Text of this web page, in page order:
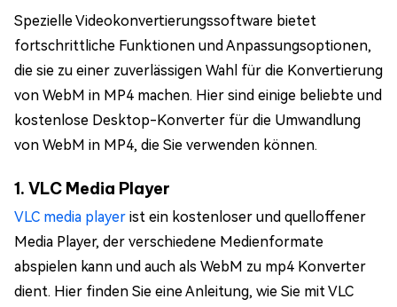
Spezielle Videokonvertierungssoftware bietet
fortschrittliche Funktionen und Anpassungsoptionen,
die sie zu einer zuverlässigen Wahl für die Konvertierung
von WebM in MP4 machen. Hier sind einige beliebte und
kostenlose Desktop-Konverter für die Umwandlung
von WebM in MP4, die Sie verwenden können.
1. VLC Media Player
VLC media player ist ein kostenloser und quelloffener
Media Player, der verschiedene Medienformate
abspielen kann und auch als WebM zu mp4 Konverter
dient. Hier finden Sie eine Anleitung, wie Sie mit VLC